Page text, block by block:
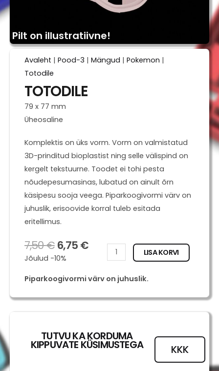
Pilt on illustratiivne!
Avaleht | Pood-3 | Mängud | Pokemon |
Totodile
TOTODILE
79 x 77 mm
Üheosaline
Komplektis on üks vorm. Vorm on valmistatud
3D-prinditud bioplastist ning selle välispind on
kergelt tekstuurne. Toodet ei tohi pesta
nõudepesumasinas, lubatud on ainult õrn
käsipesu sooja veega. Piparkoogivormi värv on
juhuslik, erisoovide korral tuleb esitada
eritellimus.
7,50€ 6,75€
Jõulud -10%
Totodile
kogus
LISA KORVI
Piparkoogivormi värv on juhuslik.
TUTVU KA KORDUMA
KIPPUVATE KÜSIMUSTEGA KKK